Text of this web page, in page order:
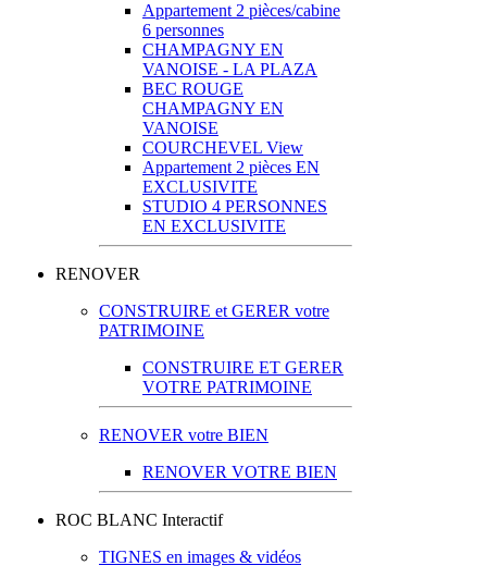
Appartement 2 pièces/cabine
6 personnes
CHAMPAGNY EN
VANOISE - LA PLAZA
BEC ROUGE
CHAMPAGNY EN
VANOISE
COURCHEVEL View
Appartement 2 pièces EN
EXCLUSIVITE
STUDIO 4 PERSONNES
EN EXCLUSIVITE
RENOVER
CONSTRUIRE et GERER votre
PATRIMOINE
CONSTRUIRE ET GERER
VOTRE PATRIMOINE
RENOVER votre BIEN
RENOVER VOTRE BIEN
ROC BLANC Interactif
TIGNES en images & vidéos